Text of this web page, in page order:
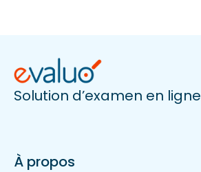
Solution d’examen en ligne
À propos